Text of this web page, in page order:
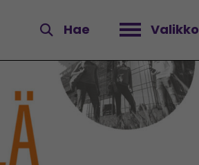
Hae Valikko
Avaa valikko